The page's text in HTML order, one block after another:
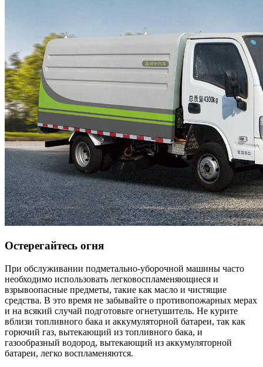
Остерегайтесь огня
При обслуживании подметально-уборочной машины часто
необходимо использовать легковоспламеняющиеся и
взрывоопасные предметы, такие как масло и чистящие
средства. В это время не забывайте о противопожарных мерах
и на всякий случай подготовьте огнетушитель. Не курите
вблизи топливного бака и аккумуляторной батареи, так как
горючий газ, вытекающий из топливного бака, и
газообразный водород, вытекающий из аккумуляторной
батареи, легко воспламеняются.